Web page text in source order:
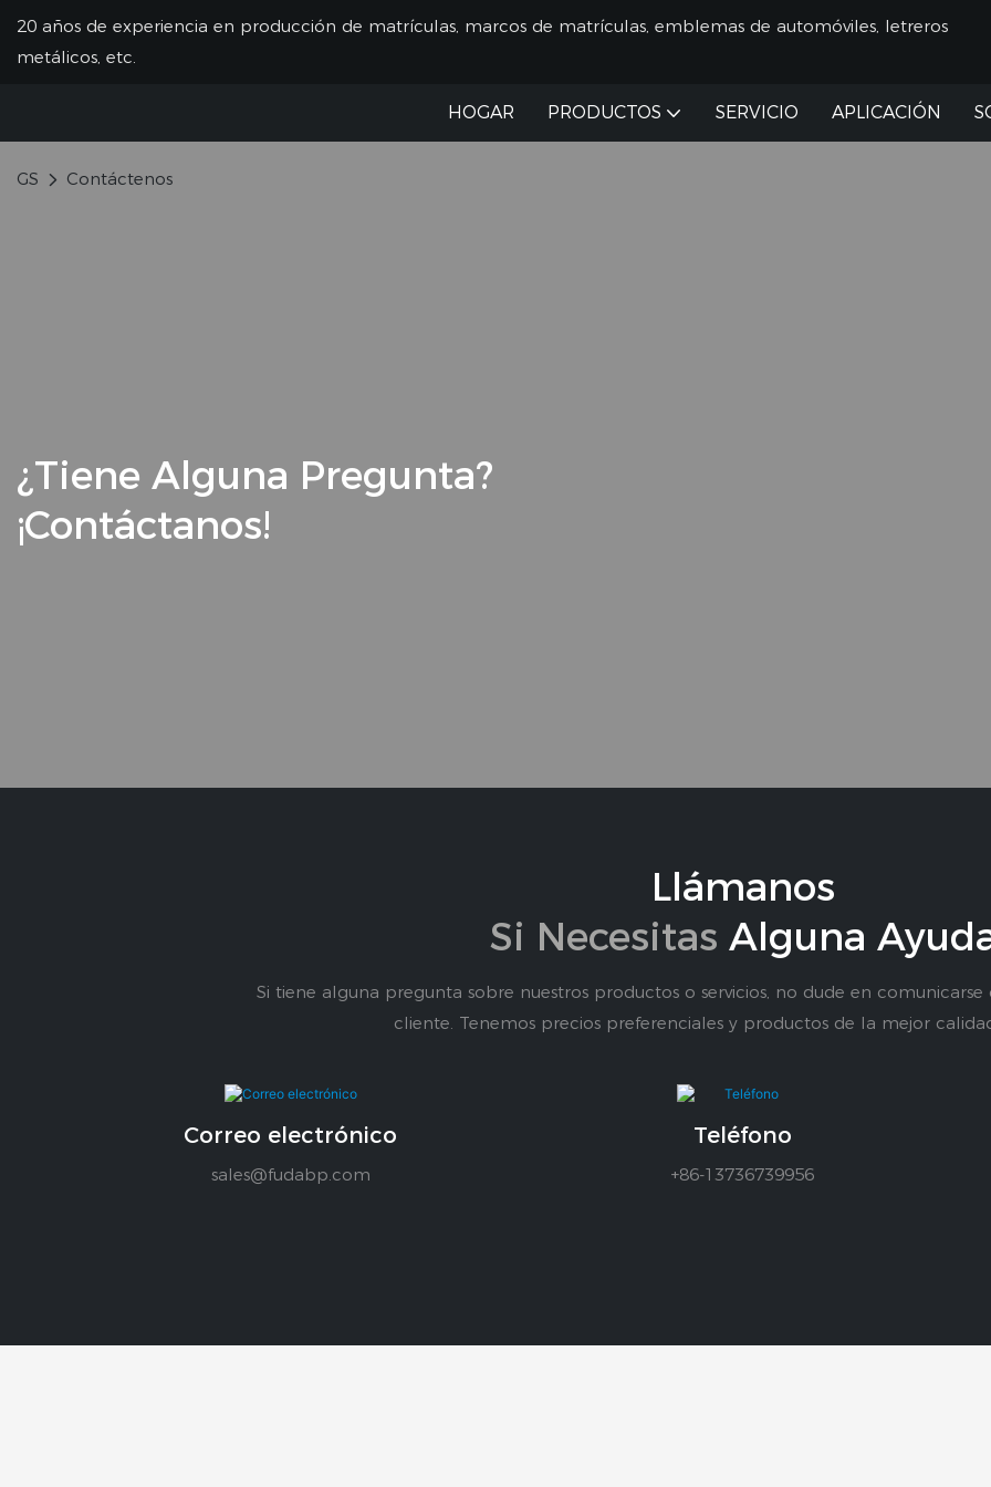
20 años de experiencia en producción de matrículas, marcos de matrículas, emblemas de automóviles, letreros
metálicos, etc.
HOGAR PRODUCTOS SERVICIO APLICACIÓN
GS Contáctenos
¿Tiene Alguna Pregunta?
¡Contáctanos!
Llámanos
Si Necesitas Alguna
Si tiene alguna pregunta sobre nuestros productos o servicios, no dude en
cliente. Tenemos precios preferenciales y productos de la mejor
Correo electrónico
sales@fudabp.com
Teléfono
+86-13736739956